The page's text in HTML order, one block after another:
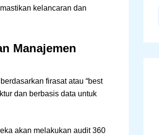
kelancaran dan
Manajemen
firasat atau “best
dan berbasis data untuk
akan melakukan audit 360